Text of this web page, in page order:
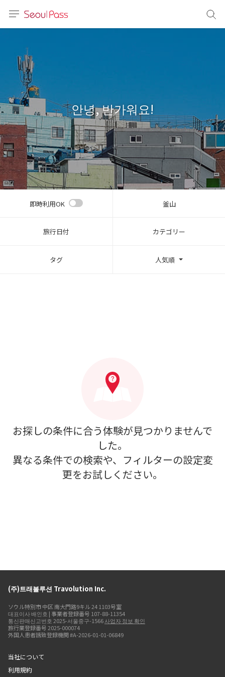
体)
文 (台灣)
안녕, 반가워요!
即時利用OK 釜山
旅行日付 カテゴリー
タグ 人気順
お探しの条件に合う体験が見つかりませんで
した。
異なる条件での検索や、フィルターの設定変
更をお試しください。
(주)트래볼루션 Travolution Inc.
ソウル特別市 中区 南大門路9キル 24 1103号室
대표이사 배인호 | 事業者登録番号 107-88-11354
통신판매신고번호 2025-서울중구-1566사업자 정보 확인
旅行業登録番号 2025-000074
外国人患者誘致登録機関 #A-2026-01-01-06849
当社について
利用規約